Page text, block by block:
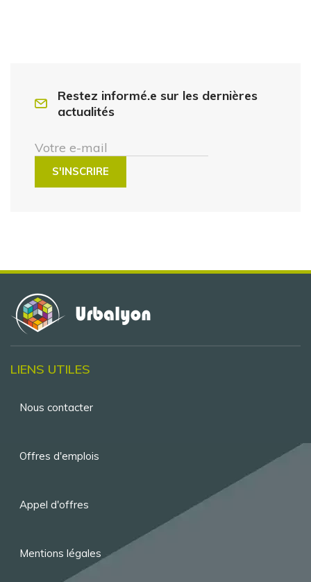
Restez informé.e sur les dernières
actualités
Votre e-mail
LIENS UTILES
Menu
de
Nous contacter
Offres d'emplois
Appel d'offres
Mentions légales